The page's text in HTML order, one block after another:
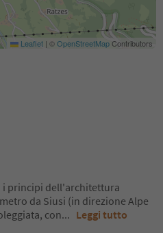
Leaflet | ©OpenStreetMapContributors
i principi dell'architettura
da Siusi (in direzione Alpe
con... Leggi tutto